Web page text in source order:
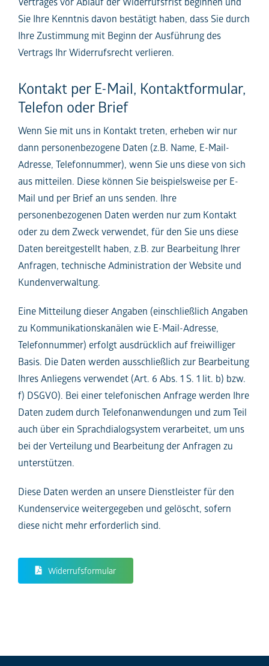
Sie Ihre Kenntnis davon bestätigt haben, dass Sie durch
Ihre Zustimmung mit Beginn der Ausführung des
Vertrags Ihr Widerrufsrecht verlieren.
Kontakt per E-Mail, Kontaktformular,
Telefon oder Brief
Wenn Sie mit uns in Kontakt treten, erheben wir nur
dann personenbezogene Daten (z.B. Name, E-Mail-
Adresse, Telefonnummer), wenn Sie uns diese von sich
aus mitteilen. Diese können Sie beispielsweise per E-
Mail und per Brief an uns senden. Ihre
personenbezogenen Daten werden nur zum Kontakt
oder zu dem Zweck verwendet, für den Sie uns diese
Daten bereitgestellt haben, z.B. zur Bearbeitung Ihrer
Anfragen, technische Administration der Website und
Kundenverwaltung.
Eine Mitteilung dieser Angaben (einschließlich Angaben
zu Kommunikationskanälen wie E-Mail-Adresse,
Telefonnummer) erfolgt ausdrücklich auf freiwilliger
Basis. Die Daten werden ausschließlich zur Bearbeitung
Ihres Anliegens verwendet (Art. 6 Abs. 1 S. 1 lit. b) bzw.
f) DSGVO). Bei einer telefonischen Anfrage werden Ihre
Daten zudem durch Telefonanwendungen und zum Teil
auch über ein Sprachdialogsystem verarbeitet, um uns
bei der Verteilung und Bearbeitung der Anfragen zu
unterstützen.
Diese Daten werden an unsere Dienstleister für den
Kundenservice weitergegeben und gelöscht, sofern
diese nicht mehr erforderlich sind.
Widerrufsformular